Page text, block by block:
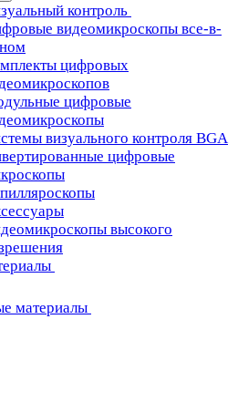
контроль
видеомикроскопы все-в-
цифровых
цифровые
визуального контроля BGA
цифровые
высокого
материалы